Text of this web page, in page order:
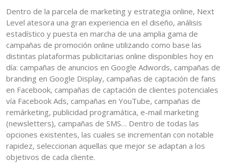
Dentro de la parcela de marketing y estrategia online, Next
Level atesora una gran experiencia en el diseño, análisis
estadístico y puesta en marcha de una amplia gama de
campañas de promoción online utilizando como base las
distintas plataformas publicitarias online disponibles hoy en
día: campañas de anuncios en Google Adwords, campañas de
branding en Google Display, campañas de captación de fans
en Facebook, campañas de captación de clientes potenciales
vía Facebook Ads, campañas en YouTube, campañas de
remárketing, publicidad programática, e-mail marketing
(newsletters), campañas de SMS… Dentro de todas las
opciones existentes, las cuales se incrementan con notable
rapidez, seleccionan aquellas que mejor se adaptan a los
objetivos de cada cliente.